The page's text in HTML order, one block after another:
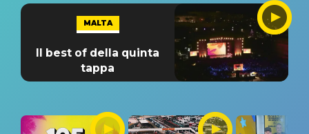
MALTA
Il best of della quinta
tappa